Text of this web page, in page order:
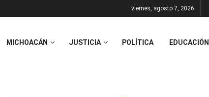
viernes, agosto 7, 2026
MICHOACÁN JUSTICIA POLÍTICA EDUCACIÓN